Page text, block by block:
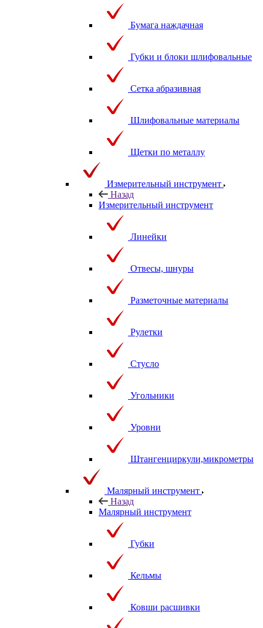
Бумага наждачная
Губки и блоки шлифовальные
Сетка абразивная
Шлифовальные материалы
Щетки по металлу
Измерительный инструмент
Назад
Измерительный инструмент
Линейки
Отвесы, шнуры
Разметочные материалы
Рулетки
Стусло
Угольники
Уровни
Штангенциркули,микрометры
Малярный инструмент
Назад
Малярный инструмент
Губки
Кельмы
Ковши расшивки